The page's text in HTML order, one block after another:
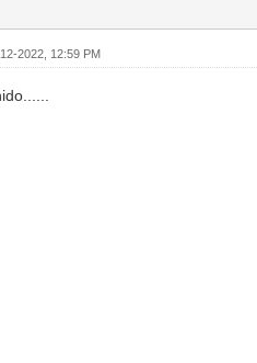
2022, 12:59 PM